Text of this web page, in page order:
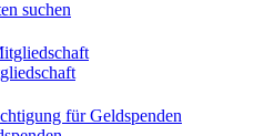
suchen
für Geldspenden